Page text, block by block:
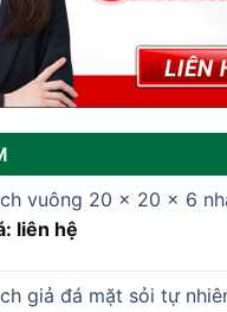
vuông 20 x 20 x 6
liên hệ
giả đá mặt sỏi tự